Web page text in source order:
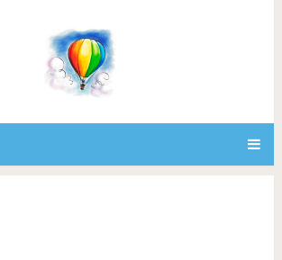
16 случаев, когда люди не
странных штуковин, но